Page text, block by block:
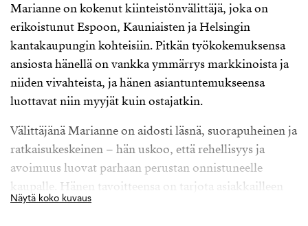
Marianne on kokenut kiinteistönvälittäjä, joka on
erikoistunut Espoon, Kauniaisten ja Helsingin
kantakaupungin kohteisiin. Pitkän työkokemuksensa
ansiosta hänellä on vankka ymmärrys markkinoista ja
niiden vivahteista, ja hänen asiantuntemukseensa
luottavat niin myyjät kuin ostajatkin.
Välittäjänä Marianne on aidosti läsnä, suorapuheinen ja
ratkaisukeskeinen – hän uskoo, että rehellisyys ja
avoimuus luovat parhaan perustan onnistuneelle
kaupalle. Hänen tavoitteensa on tarjota asiakkailleen
kokonaisvaltaisesti paras mahdollinen palvelu, jossa
Näytä koko kuvaus